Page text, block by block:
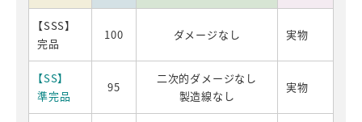
【SSS】
完品
100 ダメージなし 実物
【SS】
準完品
95
二次的ダメージなし
製造線なし
実物